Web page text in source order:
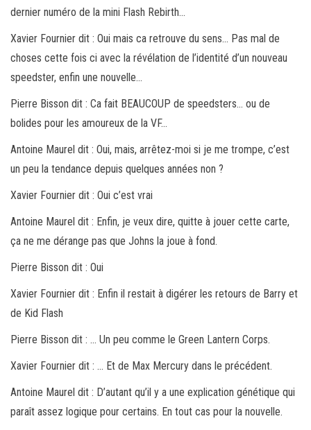
dernier numéro de la mini Flash Rebirth…
Xavier Fournier dit : Oui mais ca retrouve du sens… Pas mal de
choses cette fois ci avec la révélation de l’identité d’un nouveau
speedster, enfin une nouvelle…
Pierre Bisson dit : Ca fait BEAUCOUP de speedsters… ou de
bolides pour les amoureux de la VF…
Antoine Maurel dit : Oui, mais, arrêtez-moi si je me trompe, c’est
un peu la tendance depuis quelques années non ?
Xavier Fournier dit : Oui c’est vrai
Antoine Maurel dit : Enfin, je veux dire, quitte à jouer cette carte,
ça ne me dérange pas que Johns la joue à fond.
Pierre Bisson dit : Oui
Xavier Fournier dit : Enfin il restait à digérer les retours de Barry et
de Kid Flash
Pierre Bisson dit : … Un peu comme le Green Lantern Corps.
Xavier Fournier dit : … Et de Max Mercury dans le précédent.
Antoine Maurel dit : D’autant qu’il y a une explication génétique qui
paraît assez logique pour certains. En tout cas pour la nouvelle.